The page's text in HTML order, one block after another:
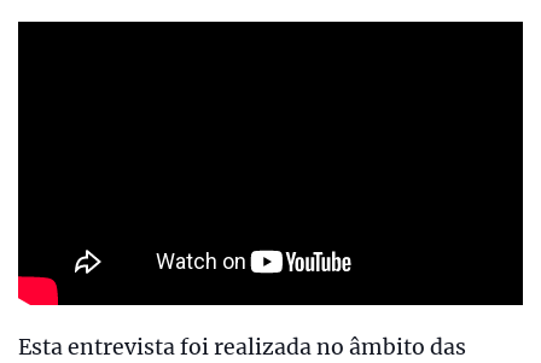
Esta entrevista foi realizada no âmbito das